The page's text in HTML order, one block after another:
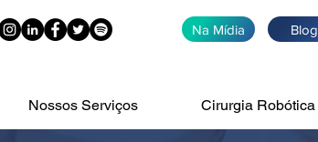
Na Mídia Blog
Nossos Serviços Cirurgia Robótica